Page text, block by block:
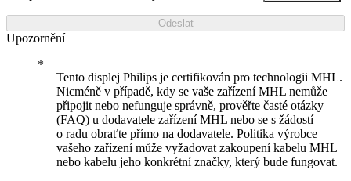
Odeslat
Upozornění
Tento displej Philips je certifikován pro technologii MHL.
Nicméně v případě, kdy se vaše zařízení MHL nemůže
připojit nebo nefunguje správně, prověřte časté otázky
(FAQ) u dodavatele zařízení MHL nebo se s žádostí
o radu obraťte přímo na dodavatele. Politika výrobce
vašeho zařízení může vyžadovat zakoupení kabelu MHL
nebo kabelu jeho konkrétní značky, který bude fungovat.